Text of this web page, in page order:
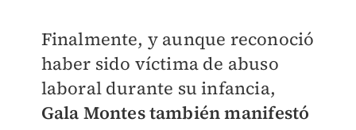
Finalmente, y aunque reconoció
haber sido víctima de abuso
laboral durante su infancia,
Gala Montes también manifestó